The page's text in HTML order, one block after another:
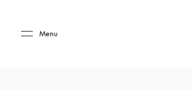
Menu